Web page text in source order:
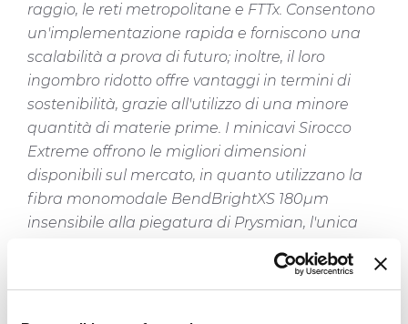
raggio, le reti metropolitane e FTTx. Consentono
un'implementazione rapida e forniscono una
scalabilità a prova di futuro; inoltre, il loro
ingombro ridotto offre vantaggi in termini di
sostenibilità, grazie all'utilizzo di una minore
quantità di materie prime. I minicavi Sirocco
Extreme offrono le migliori dimensioni
disponibili sul mercato, in quanto utilizzano la
fibra monomodale BendBrightXS 180µm
insensibile alla piegatura di Prysmian, l'unica
Ian Griffiths, Global
R&D VP, Telecom Business di Prysmian."Il